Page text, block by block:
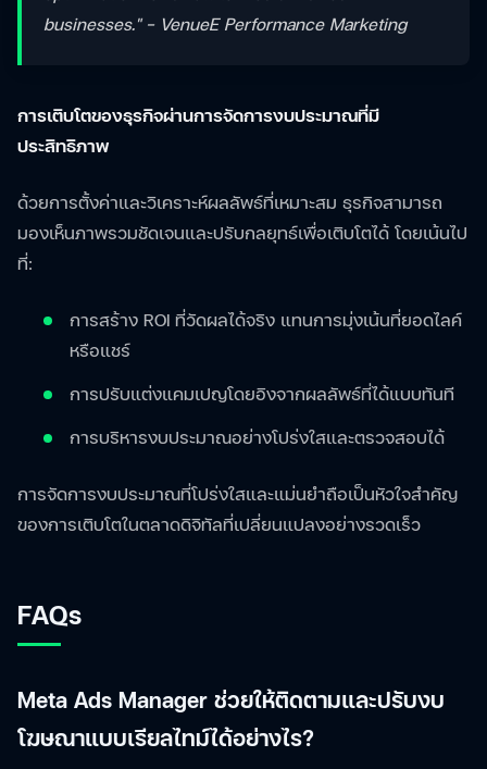
businesses." - VenueE Performance Marketing
การเติบโตของธุรกิจผ่านการจัดการงบประมาณที่มี
ประสิทธิภาพ
ด้วยการตั้งค่าและวิเคราะห์ผลลัพธ์ที่เหมาะสม ธุรกิจสามารถ
มองเห็นภาพรวมชัดเจนและปรับกลยุทธ์เพื่อเติบโตได้ โดยเน้นไป
ที่:
การสร้าง ROI ที่วัดผลได้จริง แทนการมุ่งเน้นที่ยอดไลค์
หรือแชร์
การปรับแต่งแคมเปญโดยอิงจากผลลัพธ์ที่ได้แบบทันที
การบริหารงบประมาณอย่างโปร่งใสและตรวจสอบได้
การจัดการงบประมาณที่โปร่งใสและแม่นยำถือเป็นหัวใจสำคัญ
ของการเติบโตในตลาดดิจิทัลที่เปลี่ยนแปลงอย่างรวดเร็ว
FAQs
Meta Ads Manager ช่วยให้ติดตามและปรับงบ
โฆษณาแบบเรียลไทม์ได้อย่างไร?